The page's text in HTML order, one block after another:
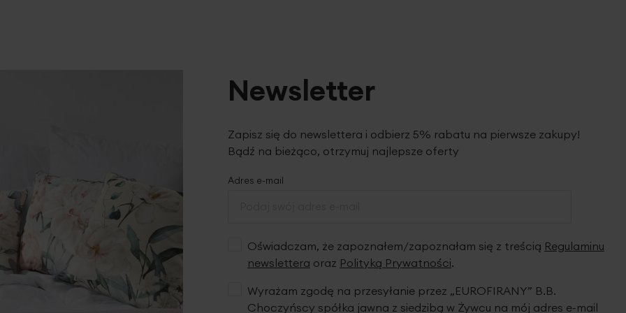
Newsletter
Zapisz się do newslettera i odbierz 5% rabatu na pierwsze zakupy!
Bądź na bieżąco, otrzymuj najlepsze oferty
Adres e-mail
Oświadczam, że zapoznałem/zapoznałam się z treścią Regulaminu
newslettera oraz Polityką Prywatności.
Wyrażam zgodę na przesyłanie przez „EUROFIRANY” B.B.
Choczyńscy spółka jawna z siedzibą w Żywcu na mój adres e-mail